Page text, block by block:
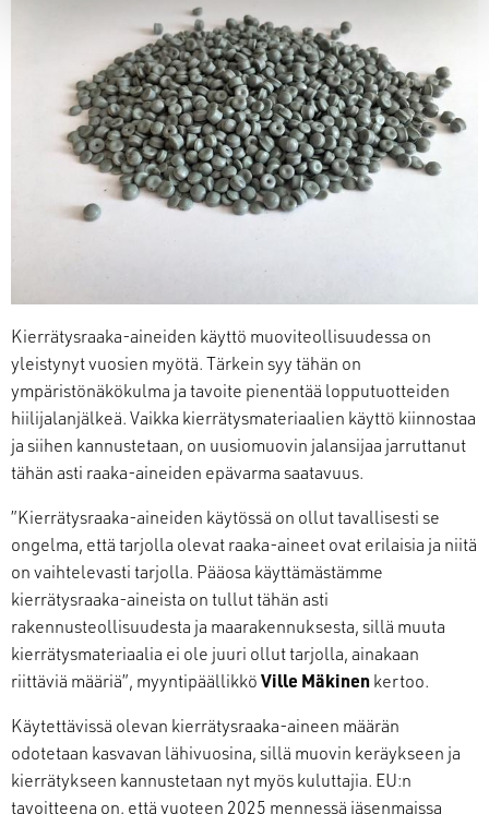
Kierrätysraaka-aineiden käyttö muoviteollisuudessa on
yleistynyt vuosien myötä. Tärkein syy tähän on
ympäristönäkökulma ja tavoite pienentää lopputuotteiden
hiilijalanjälkeä. Vaikka kierrätysmateriaalien käyttö kiinnostaa
ja siihen kannustetaan, on uusiomuovin jalansijaa jarruttanut
tähän asti raaka-aineiden epävarma saatavuus.
”Kierrätysraaka-aineiden käytössä on ollut tavallisesti se
ongelma, että tarjolla olevat raaka-aineet ovat erilaisia ja niitä
on vaihtelevasti tarjolla. Pääosa käyttämästämme
kierrätysraaka-aineista on tullut tähän asti
rakennusteollisuudesta ja maarakennuksesta, sillä muuta
kierrätysmateriaalia ei ole juuri ollut tarjolla, ainakaan
riittäviä määriä”, myyntipäällikköVille Mäkinenkertoo.
Käytettävissä olevan kierrätysraaka-aineen määrän
odotetaan kasvavan lähivuosina, sillä muovin keräykseen ja
kierrätykseen kannustetaan nyt myös kuluttajia. EU:n
tavoitteena on, että vuoteen 2025 mennessä jäsenmaissa